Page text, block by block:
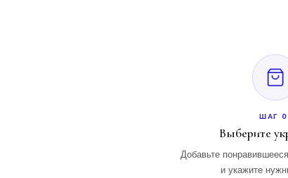
ШАГ
Выберите
Добавьте
и укажите